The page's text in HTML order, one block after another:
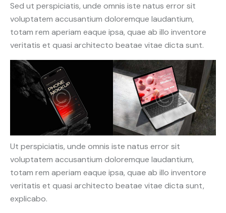
Sed ut perspiciatis, unde omnis iste natus error sit
voluptatem accusantium doloremque laudantium,
totam rem aperiam eaque ipsa, quae ab illo inventore
veritatis et quasi architecto beatae vitae dicta sunt.
Ut perspiciatis, unde omnis iste natus error sit
voluptatem accusantium doloremque laudantium,
totam rem aperiam eaque ipsa, quae ab illo inventore
veritatis et quasi architecto beatae vitae dicta sunt,
explicabo.